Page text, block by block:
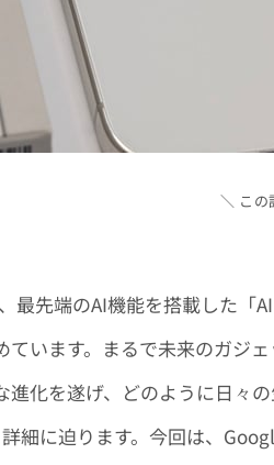
この
最先端のAI機能を搭載した「
います。まるで未来のガジ
化を遂げ、どのように日々
細に迫ります。今回は、